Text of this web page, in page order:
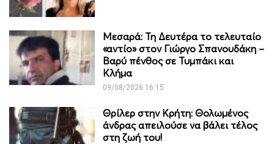
Μεσαρά: Τη Δευτέρα το τελευταίο
«αντίο» στον Γιώργο Σπανουδάκη –
Βαρύ πένθος σε Τυμπάκι και
Κλήμα
09/08/2026 16:15
Θρίλερ στην Κρήτη: Θολωμένος
άνδρας απειλούσε να βάλει τέλος
στη ζωή του!